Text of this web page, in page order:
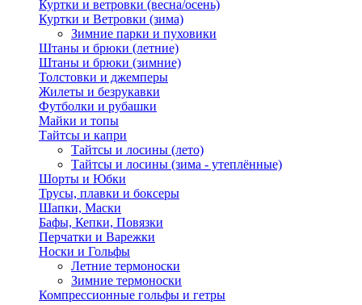
Куртки и ветровки (весна/осень)
Куртки и Ветровки (зима)
Зимние парки и пуховики
Штаны и брюки (летние)
Штаны и брюки (зимние)
Толстовки и джемперы
Жилеты и безрукавки
Футболки и рубашки
Майки и топы
Тайтсы и капри
Тайтсы и лосины (лето)
Тайтсы и лосины (зима - утеплённые)
Шорты и Юбки
Трусы, плавки и боксеры
Шапки, Маски
Бафы, Кепки, Повязки
Перчатки и Варежки
Носки и Гольфы
Летние термоноски
Зимние термоноски
Компрессионные гольфы и гетры